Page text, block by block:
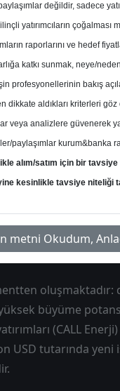
sergileyerek
Şirket,
sürecini
baz etkisi ve
için yaklaşık
olsa da
oluşmaktadır:
büyüme
(CALL
USD tutarında yeni
değildir, sadece
yatırımcıların çoğalması
raporlarını ve hedef
katkı sunmak, neye/neden
profesyonellerinin bakış
dikkate aldıkları kriterleri
veya analizlere güvenerek
paylaşımlar kurum&banka
alım/satım için bir
kesinlikle tavsiye niteliği